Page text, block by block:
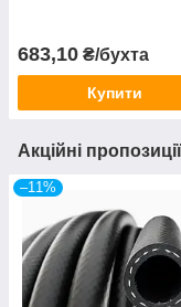
683,10 ₴/бухта
Купити
Акційні
–11%